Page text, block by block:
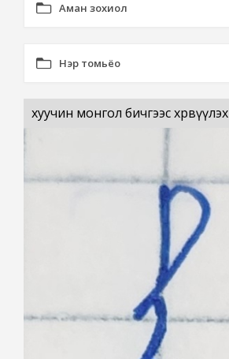
Аман зохиол
Нэр томьёо
хуучин монгол бичгээс хөрвүүлэх